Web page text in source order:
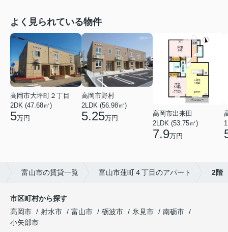
よく見られている物件
高岡市大坪町２丁目
2DK (47.68㎡)
5万円
高岡市野村
2LDK (56.98㎡)
5.25万円
高岡市出来田
2LDK (53.75㎡)
7.9万円
富山市の賃貸一覧 富山市蓮町４丁目のアパート 2階
市区町村から探す
高岡市
射水市 富山市 砺波市 氷見市
南砺市
小矢部市